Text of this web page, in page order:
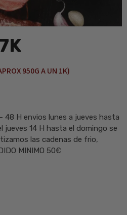
950G A UN 1K)
48 H envios lunes a jueves hasta
jueves 14 H hasta el domingo se
las cadenas de frio,
MINIMO 50€